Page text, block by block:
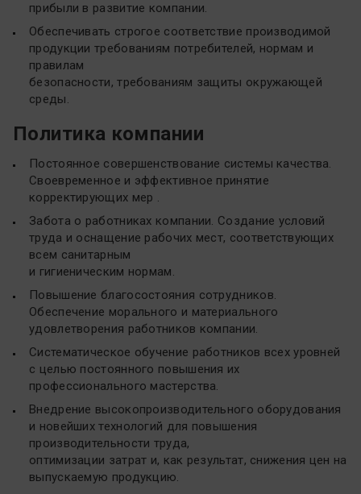
прибыли в развитие компании.
Обеспечивать строгое соответствие производимой
продукции требованиям потребителей, нормам и
правилам
безопасности, требованиям защиты окружающей
среды.
Политика компании
Постоянное совершенствование системы качества.
Своевременное и эффективное принятие
корректирующих мер .
Забота о работниках компании. Создание условий
труда и оснащение рабочих мест, соответствующих
всем санитарным
и гигиеническим нормам.
Повышение благосостояния сотрудников.
Обеспечение морального и материального
удовлетворения работников компании.
Систематическое обучение работников всех уровней
с целью постоянного повышения их
профессионального мастерства.
Внедрение высокопроизводительного оборудования
и новейших технологий для повышения
производительности труда,
оптимизации затрат и, как результат, снижения цен на
выпускаемую продукцию.